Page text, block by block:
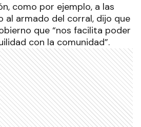
como por ejemplo, a las
al armado del corral, dijo que
que “nos facilita poder
con la comunidad”.